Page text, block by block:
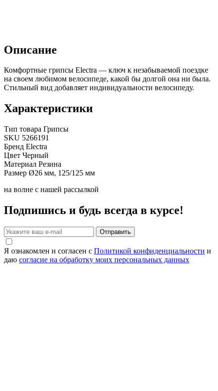
Описание
Комфортные грипсы Electra — ключ к незабываемой поездке
на своем любимом велосипеде, какой бы долгой она ни была.
Стильный вид добавляет индивидуальности велосипеду.
Характеристики
Тип товара Грипсы
SKU 5266191
Бренд Electra
Цвет Черный
Материал Резина
Размер Ø26 мм, 125/125 мм
на волне с нашей рассылкой
Подпишись и будь всегда в курсе!
Отправить
Я ознакомлен и согласен с Политикой конфиденциальности и
даю согласие на обработку моих персональных данных